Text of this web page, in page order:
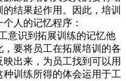
结果起作用。因此，培训
人的记忆程序：
意识到拓展训练的记忆他
要将员工在拓展培训的各
出来，为员工找到可以用
训练所得的体会运用于工